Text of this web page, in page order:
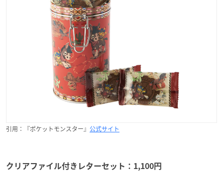
引用：『ポケットモンスター』 公式サイト
クリアファイル付きレターセット：1,100円